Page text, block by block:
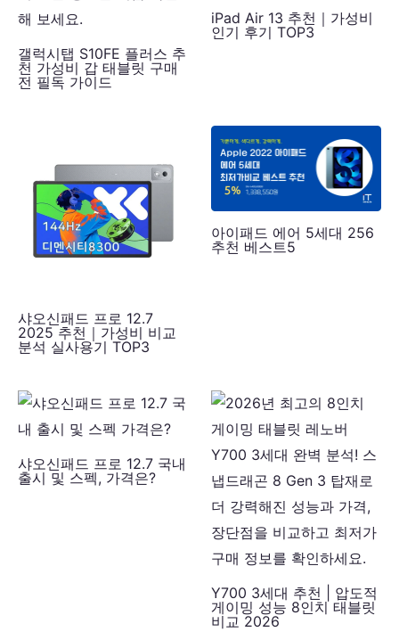
갤럭시탭 S10FE 플러스 추
천 가성비 갑 태블릿 구매
전 필독 가이드
iPad Air 13 추천｜가성비
인기 후기 TOP3
샤오신패드 프로 12.7
2025 추천｜가성비 비교
분석 실사용기 TOP3
아이패드 에어 5세대 256
추천 베스트5
샤오신패드 프로 12.7 국내
출시 및 스펙, 가격은?
Y700 3세대 추천 | 압도적
게이밍 성능 8인치 태블릿
비교 2026